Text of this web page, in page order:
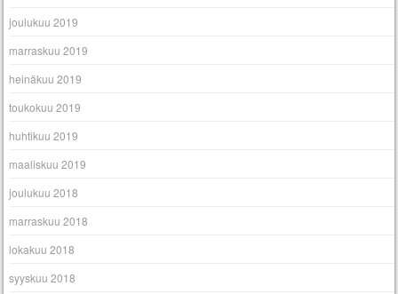
joulukuu 2019
marraskuu 2019
heinäkuu 2019
toukokuu 2019
huhtikuu 2019
maaliskuu 2019
joulukuu 2018
marraskuu 2018
lokakuu 2018
syyskuu 2018